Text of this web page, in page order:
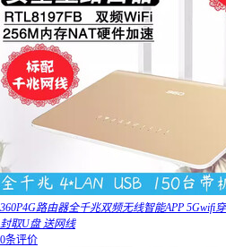
360P4G路由器全千兆双频无线智能APP 5Gwifi
封取U盘 送网线
0条评价